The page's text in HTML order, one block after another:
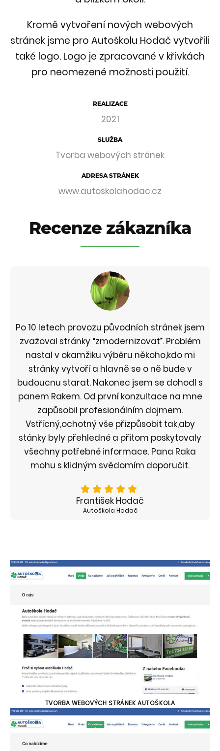
Kromě vytvoření nových webových
stránek jsme pro Autoškolu Hodač vytvořili
také logo. Logo je zpracované v křivkách
pro neomezené možnosti použití.
REALIZACE
2021
SLUŽBA
Tvorba webových stránek
ADRESA STRÁNEK
www.autoskolahodac.cz
Recenze zákazníka
Po 10 letech provozu původních stránek jsem
zvažoval stránky “zmodernizovat”. Problém
nastal v okamžiku výběru někoho,kdo mi
stránky vytvoří a hlavně se o ně bude v
budoucnu starat. Nakonec jsem se dohodl s
panem Rakem. Od první konzultace na mne
zapůsobil profesionálním dojmem.
Vstřícný,ochotný vše přizpůsobit tak,aby
stánky byly přehledné a přitom poskytovaly
všechny potřebné informace. Pana Raka
mohu s klidným svědomím doporučit.
František Hodač
Autoškola Hodač
TVORBA WEBOVÝCH STRÁNEK AUTOŠKOLA